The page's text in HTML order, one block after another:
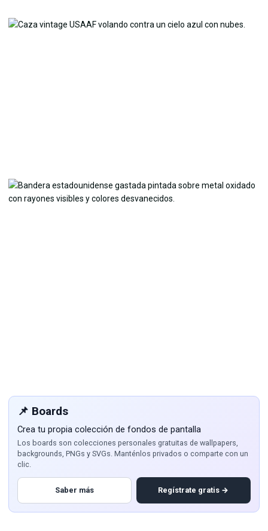
📌 Boards
Crea tu propia colección de fondos de pantalla
Los boards son colecciones personales gratuitas de wallpapers,
backgrounds, PNGs y SVGs. Manténlos privados o comparte con un
clic.
Saber más Regístrate gratis →